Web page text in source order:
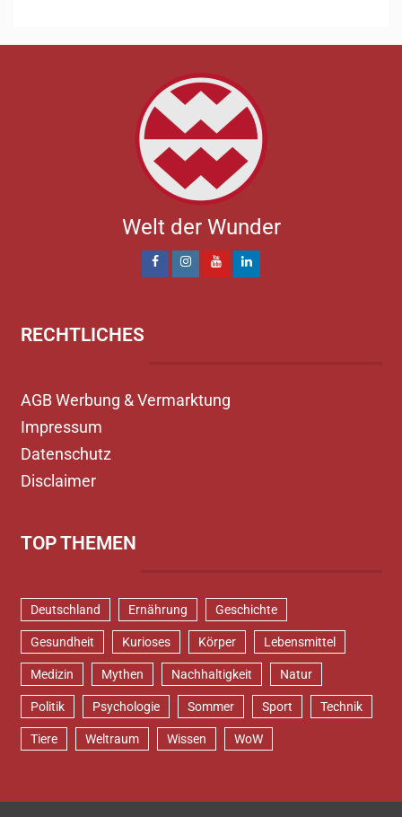
Welt der Wunder
RECHTLICHES
AGB Werbung & Vermarktung
Impressum
Datenschutz
Disclaimer
TOP THEMEN
Deutschland Ernährung Geschichte
Gesundheit Kurioses Körper Lebensmittel
Medizin Mythen Nachhaltigkeit Natur
Politik Psychologie Sommer Sport Technik
Tiere Weltraum Wissen WoW